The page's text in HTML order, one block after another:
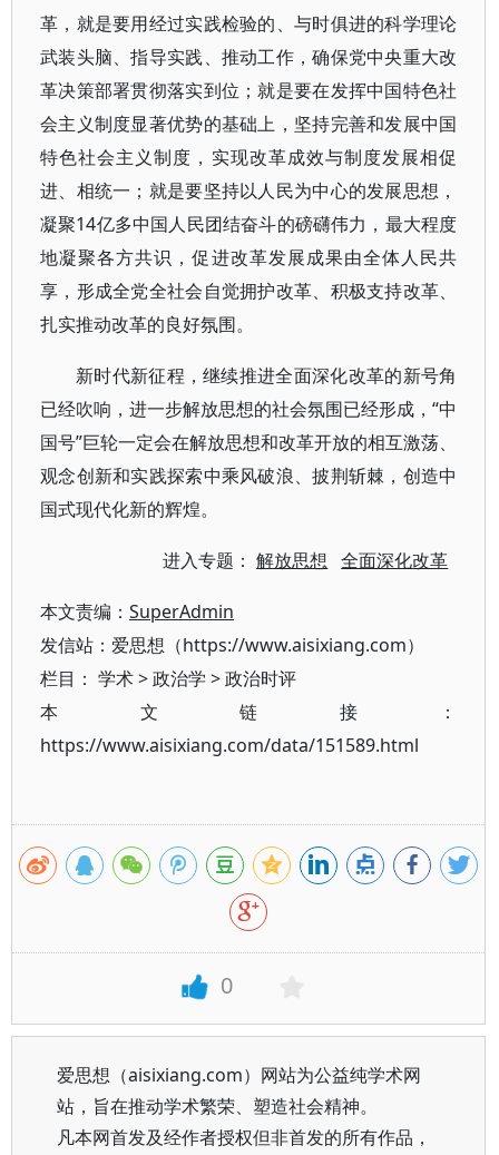
革，就是要用经过实践检验的、与时俱进的科学理论
武装头脑、指导实践、推动工作，确保党中央重大改
革决策部署贯彻落实到位；就是要在发挥中国特色社
会主义制度显著优势的基础上，坚持完善和发展中国
特色社会主义制度，实现改革成效与制度发展相促
进、相统一；就是要坚持以人民为中心的发展思想，
凝聚14亿多中国人民团结奋斗的磅礴伟力，最大程度
地凝聚各方共识，促进改革发展成果由全体人民共
享，形成全党全社会自觉拥护改革、积极支持改革、
扎实推动改革的良好氛围。
新时代新征程，继续推进全面深化改革的新号角
已经吹响，进一步解放思想的社会氛围已经形成，“中
国号”巨轮一定会在解放思想和改革开放的相互激荡、
观念创新和实践探索中乘风破浪、披荆斩棘，创造中
国式现代化新的辉煌。
进入专题：解放思想 全面深化改革
本文责编： SuperAdmin
发信站：爱思想（https://www.aisixiang.com）
栏目： 学术>政治学 >政治时评
本文链接：
https://www.aisixiang.com/data/151589.html
0
爱思想（aisixiang.com）网站为公益纯学术网
站，旨在推动学术繁荣、塑造社会精神。
凡本网首发及经作者授权但非首发的所有作品，